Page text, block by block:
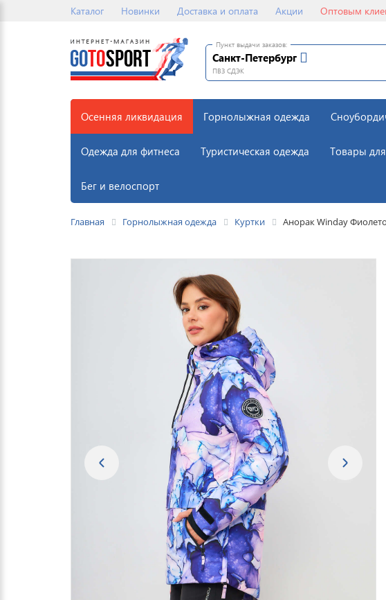
Каталог Новинки Доставка и оплата Акции Оптовым
Пункт выдачи заказов:
Санкт-Петербург
ПВЗ СДЭК
Осенняя ликвидация Горнолыжная одежда
Одежда для фитнеса Туристическая одежда Товары
Бег и велоспорт
Главная Горнолыжная одежда Куртки Анорак Winday